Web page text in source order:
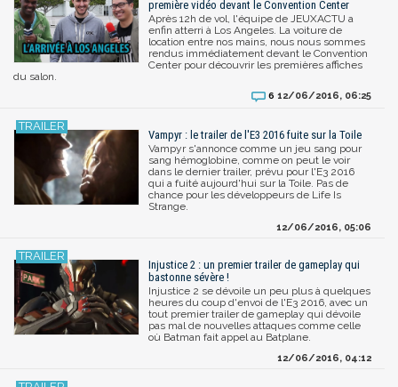
première vidéo devant le Convention Center
Après 12h de vol, l'équipe de JEUXACTU a
enfin atterri à Los Angeles. La voiture de
location entre nos mains, nous nous sommes
rendus immédiatement devant le Convention
Center pour découvrir les premières affiches
du salon.
6 12/06/2016, 06:25
Vampyr : le trailer de l'E3 2016 fuite sur la Toile
Vampyr s'annonce comme un jeu sang pour
sang hémoglobine, comme on peut le voir
dans le dernier trailer, prévu pour l'E3 2016
qui a fuité aujourd'hui sur la Toile. Pas de
chance pour les développeurs de Life Is
Strange.
12/06/2016, 05:06
Injustice 2 : un premier trailer de gameplay qui
bastonne sévère !
Injustice 2 se dévoile un peu plus à quelques
heures du coup d'envoi de l'E3 2016, avec un
tout premier trailer de gameplay qui dévoile
pas mal de nouvelles attaques comme celle
où Batman fait appel au Batplane.
12/06/2016, 04:12